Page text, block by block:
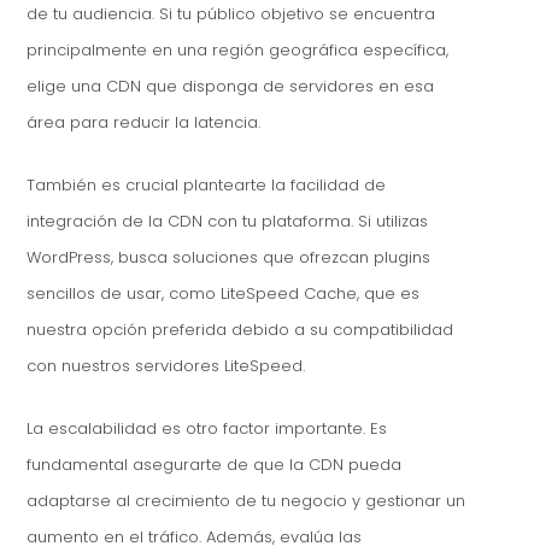
de tu audiencia. Si tu público objetivo se encuentra
principalmente en una región geográfica específica,
elige una CDN que disponga de servidores en esa
área para reducir la latencia.
También es crucial plantearte la facilidad de
integración de la CDN con tu plataforma. Si utilizas
WordPress, busca soluciones que ofrezcan plugins
sencillos de usar, como LiteSpeed Cache, que es
nuestra opción preferida debido a su compatibilidad
con nuestros servidores LiteSpeed.
La escalabilidad es otro factor importante. Es
fundamental asegurarte de que la CDN pueda
adaptarse al crecimiento de tu negocio y gestionar un
aumento en el tráfico. Además, evalúa las